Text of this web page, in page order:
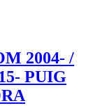
2004- /
PUIG